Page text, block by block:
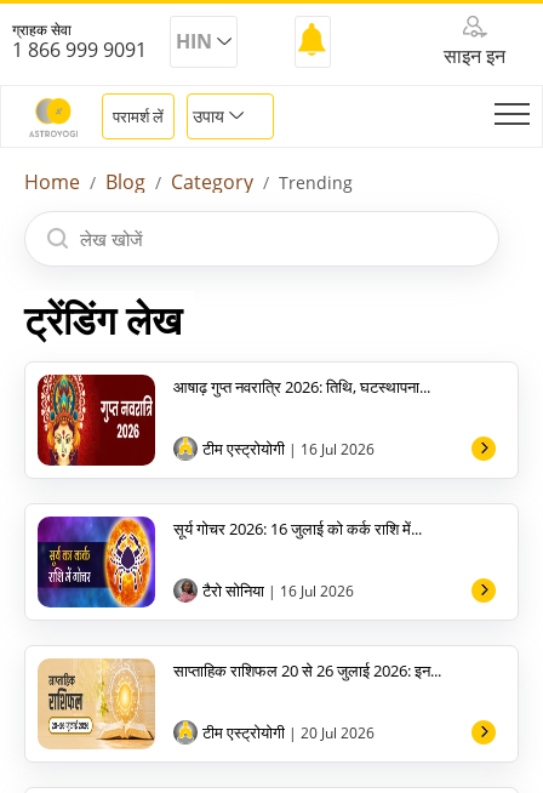
ग्राहक सेवा
1 866 999 9091 HIN
साइन इन
परामर्श लें उपाय
Home Blog Category Trending
ट्रेंडिंग लेख
आषाढ़ गुप्त नवरात्रि 2026: तिथि, घटस्थापना...
टीम एस्ट्रोयोगी | 16 Jul 2026
सूर्य गोचर 2026: 16 जुलाई को कर्क राशि में...
टैरो सोनिया | 16 Jul 2026
साप्ताहिक राशिफल 20 से 26 जुलाई 2026: इन...
टीम एस्ट्रोयोगी | 20 Jul 2026